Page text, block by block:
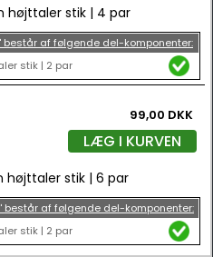
højttaler stik | 4 par
består af følgende del-komponenter:
stik | 2 par
99,00 DKK
LÆG I KURVEN
højttaler stik | 6 par
består af følgende del-komponenter:
stik | 2 par